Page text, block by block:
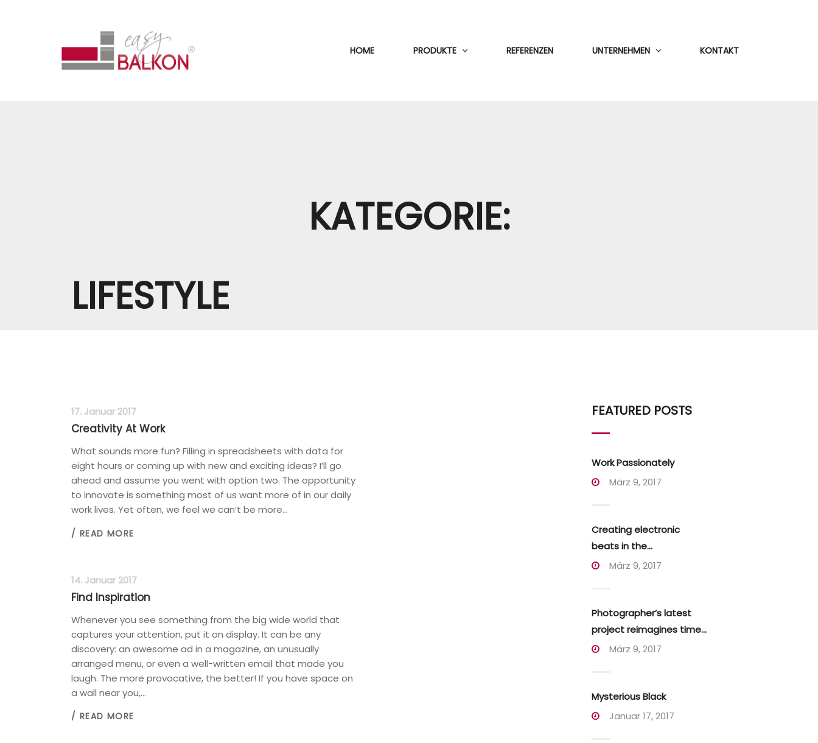
HOME PRODUKTE REFERENZEN UNTERNEHMEN KONTAKT
KATEGORIE:
LIFESTYLE
17. Januar 2017
Creativity At Work
What sounds more fun? Filling in spreadsheets with data for
eight hours or coming up with new and exciting ideas? I’ll go
ahead and assume you went with option two. The opportunity
to innovate is something most of us want more of in our daily
work lives. Yet often, we feel we can’t be more...
/ READ MORE
14. Januar 2017
Find Inspiration
Whenever you see something from the big wide world that
captures your attention, put it on display. It can be any
discovery: an awesome ad in a magazine, an unusually
arranged menu, or even a well-written email that made you
laugh. The more provocative, the better! If you have space on
a wall near you,...
/ READ MORE
FEATURED POSTS
Work Passionately
März 9, 2017
Creating electronic
beats in the...
März 9, 2017
Photographer’s latest
project reimagines time...
März 9, 2017
Mysterious Black
Januar 17, 2017